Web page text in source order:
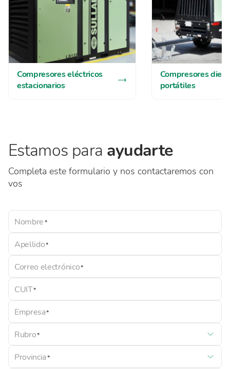
Compresores eléctricos
estacionarios
Compresores
portátiles
Estamos para ayudarte
Completa este formulario y nos contactaremos con
vos
Nombre
Apellido
Correo electrónico
CUIT
Empresa
Rubro
Provincia